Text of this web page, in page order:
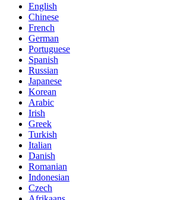
English
Chinese
French
German
Portuguese
Spanish
Russian
Japanese
Korean
Arabic
Irish
Greek
Turkish
Italian
Danish
Romanian
Indonesian
Czech